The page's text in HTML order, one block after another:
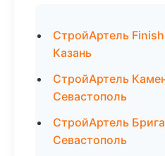
СтройАртель
Казань
СтройАртель
Севастополь
СтройАртель
Севастополь